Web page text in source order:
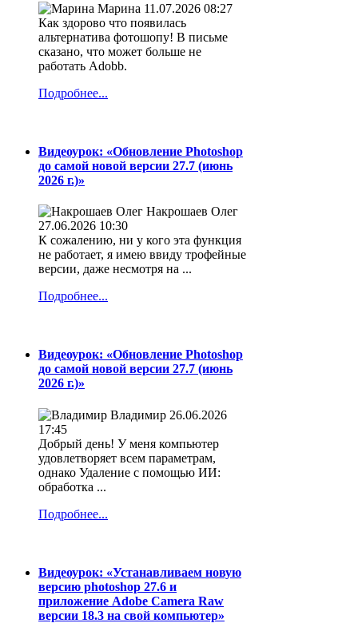
Марина 11.07.2026 08:27
Как здорово что появилась
альтернатива фотошопу! В письме
сказано, что может больше не
работать Adobb.
Подробнее...
Видеоурок: «Обновление Photoshop
до самой новой версии 27.7 (июнь
2026 г.)»
Накрошаев Олег
27.06.2026 10:30
К сожалению, ни у кого эта функция
не работает, я имею ввиду трофейные
версии, даже несмотря на ...
Подробнее...
Видеоурок: «Обновление Photoshop
до самой новой версии 27.7 (июнь
2026 г.)»
Владимир 26.06.2026
17:45
Добрый день! У меня компьютер
удовлетворяет всем параметрам,
однако Удаление с помощью ИИ:
обработка ...
Подробнее...
Видеоурок: «Устанавливаем новую
версию photoshop 27.6 и
приложение Adobe Camera Raw
версии 18.3 на свой компьютер»